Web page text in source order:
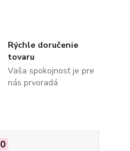
Rýchle doručenie
tovaru
Vaša spokojnosť je pre
nás prvoradá
0